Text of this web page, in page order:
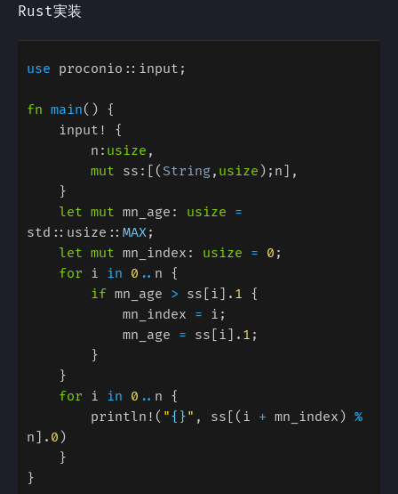
Rust実装
use
fn main
        n:
usize
mut ss:[( String, usize
let mut mn_age: usize
std::usize:: MAX
let mut mn_index: usize = 0
for i in 0 ..
if mn_age > ss[i]. 1
            mn_index
=
            mn_age
= ss[i]. 1
for i in 0 ..
        println!(
"{}" , ss[(i + mn_index) %
n]. 0